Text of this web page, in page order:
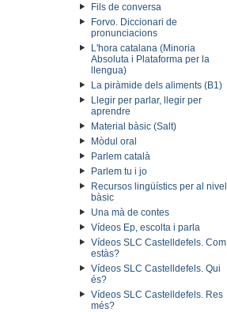
Fils de conversa
Forvo. Diccionari de
pronunciacions
L'hora catalana (Minoria
Absoluta i Plataforma per la
llengua)
La piràmide dels aliments (B1)
Llegir per parlar, llegir per
aprendre
Material bàsic (Salt)
Mòdul oral
Parlem català
Parlem tu i jo
Recursos lingüístics per al nivell
bàsic
Una mà de contes
Vídeos Ep, escolta i parla
Vídeos SLC Castelldefels. Com
estàs?
Vídeos SLC Castelldefels. Qui
és?
Vídeos SLC Castelldefels. Res
més?